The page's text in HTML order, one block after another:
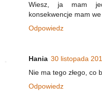
Wiesz, ja mam
konsekwencje mam
Odpowiedz
Hania 30 listopada
Nie ma tego złego, co
Odpowiedz